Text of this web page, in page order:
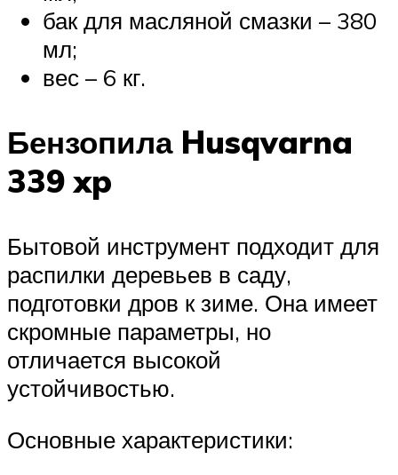
бак для масляной смазки – 380
мл;
вес – 6 кг.
Бензопила Husqvarna
339 xp
Бытовой инструмент подходит для
распилки деревьев в саду,
подготовки дров к зиме. Она имеет
скромные параметры, но
отличается высокой
устойчивостью.
Основные характеристики: